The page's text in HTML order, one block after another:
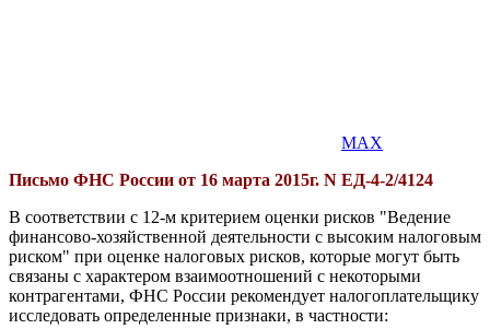
MAX
Письмо ФНС России от 16 марта 2015г. N ЕД-4-2/4124
В соответствии с 12-м критерием оценки рисков "Ведение
финансово-хозяйственной деятельности с высоким налоговым
риском" при оценке налоговых рисков, которые могут быть
связаны с характером взаимоотношений с некоторыми
контрагентами, ФНС России рекомендует налогоплательщику
исследовать определенные признаки, в частности: